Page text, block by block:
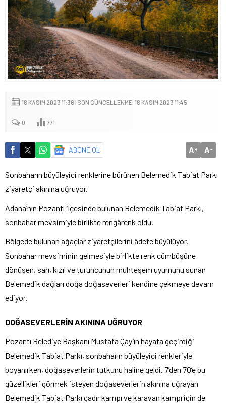
16 KASIM 2023 11:38 | SON GÜNCELLENME: 16 KASIM 2023 11:45
0 771
ABONE OL A+ A-
Sonbaharın büyüleyici renklerine bürünen Belemedik Tabiat Parkı
ziyaretçi akınına uğruyor.
Adana’nın Pozantı ilçesinde bulunan Belemedik Tabiat Parkı,
sonbahar mevsimiyle birlikte rengârenk oldu.
Bölgede bulunan ağaçlar ziyaretçilerini âdete büyülüyor.
Sonbahar mevsiminin gelmesiyle birlikte renk cümbüşüne
dönüşen, sarı, kızıl ve turuncunun muhteşem uyumunu sunan
Belemedik dağları doğa doğaseverleri kendine çekmeye devam
ediyor.
DOĞASEVERLERİN AKININA UĞRUYOR
Pozantı Belediye Başkanı Mustafa Çay’ın hayata geçirdiği
Belemedik Tabiat Parkı, sonbaharın büyüleyici renkleriyle
boyanırken, doğaseverlerin tutkunu haline geldi. 7’den 70’e bu
güzellikleri görmek isteyen doğaseverlerin akınına uğrayan
Belemedik Tabiat Parkı çadır kampı ve karavan kampı için de